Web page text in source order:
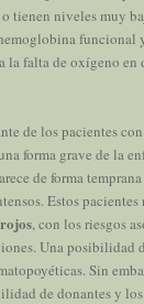
tienen niveles muy
funcional
la falta de oxígeno
de los pacientes
forma grave de la
de forma
Estos
, con los riesgos
Una posibilidad
Sin
de donantes y